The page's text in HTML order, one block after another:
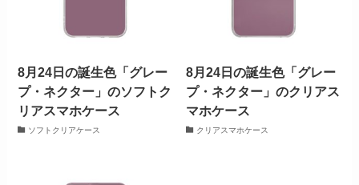
8月24日の誕生色「グレー
プ・ネクター」のソフトク
リアスマホケース
ソフトクリアケース
8月24日の誕生色「グレー
プ・ネクター」のクリアス
マホケース
クリアスマホケース